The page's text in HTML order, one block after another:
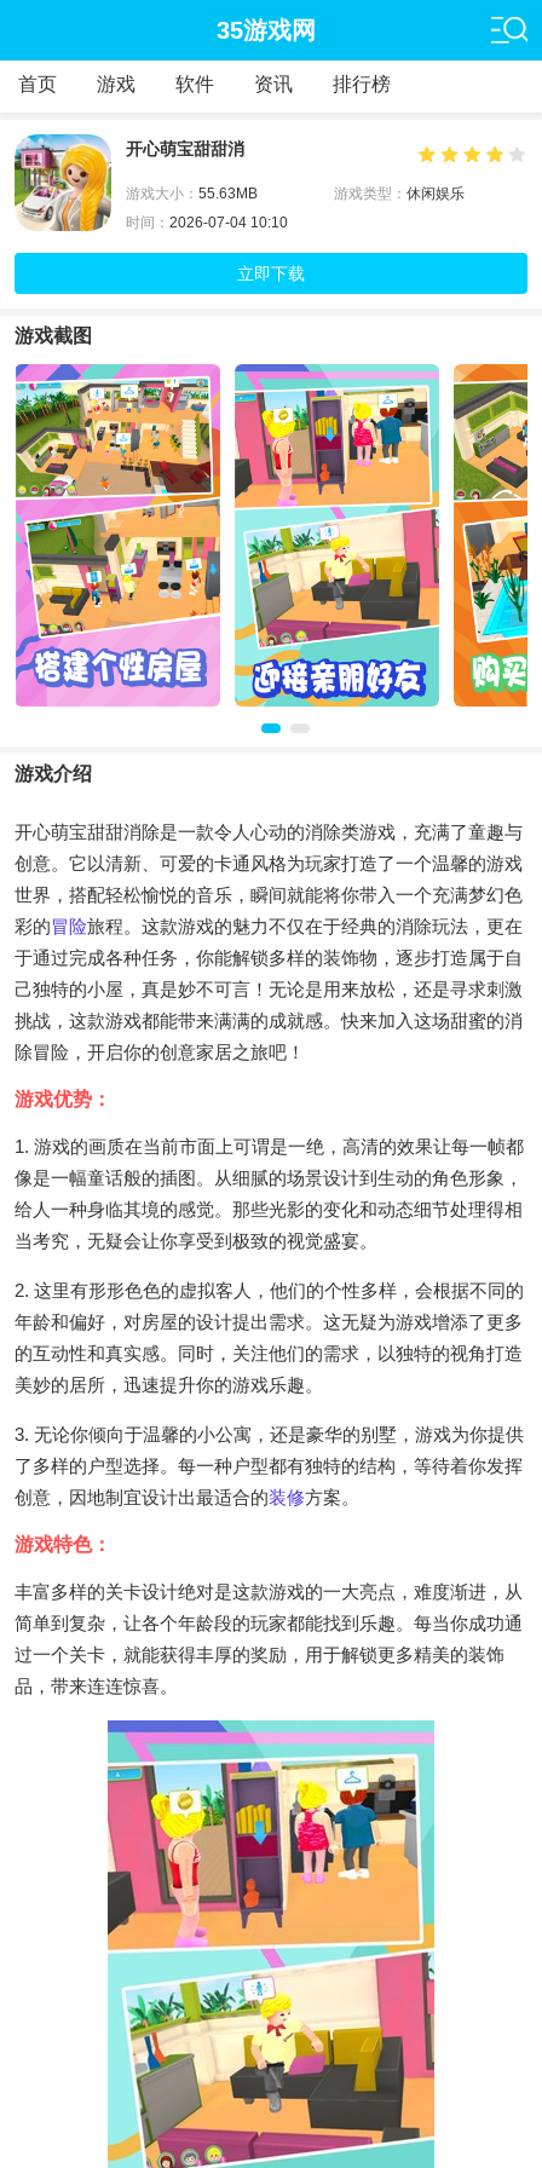
35游戏网
首页 游戏 软件 资讯 排行榜
开心萌宝甜甜消
游戏大小： 55.63MB 游戏类型： 休闲娱乐
时间： 2026-07-04 10:10
立即下载
游戏截图
游戏介绍
开心萌宝甜甜消除是一款令人心动的消除类游戏，充满了童趣与
创意。它以清新、可爱的卡通风格为玩家打造了一个温馨的游戏
世界，搭配轻松愉悦的音乐，瞬间就能将你带入一个充满梦幻色
彩的冒险旅程。这款游戏的魅力不仅在于经典的消除玩法，更在
于通过完成各种任务，你能解锁多样的装饰物，逐步打造属于自
己独特的小屋，真是妙不可言！无论是用来放松，还是寻求刺激
挑战，这款游戏都能带来满满的成就感。快来加入这场甜蜜的消
除冒险，开启你的创意家居之旅吧！
游戏优势：
1. 游戏的画质在当前市面上可谓是一绝，高清的效果让每一帧都
像是一幅童话般的插图。从细腻的场景设计到生动的角色形象，
给人一种身临其境的感觉。那些光影的变化和动态细节处理得相
当考究，无疑会让你享受到极致的视觉盛宴。
2. 这里有形形色色的虚拟客人，他们的个性多样，会根据不同的
年龄和偏好，对房屋的设计提出需求。这无疑为游戏增添了更多
的互动性和真实感。同时，关注他们的需求，以独特的视角打造
美妙的居所，迅速提升你的游戏乐趣。
3. 无论你倾向于温馨的小公寓，还是豪华的别墅，游戏为你提供
了多样的户型选择。每一种户型都有独特的结构，等待着你发挥
创意，因地制宜设计出最适合的装修方案。
游戏特色：
丰富多样的关卡设计绝对是这款游戏的一大亮点，难度渐进，从
简单到复杂，让各个年龄段的玩家都能找到乐趣。每当你成功通
过一个关卡，就能获得丰厚的奖励，用于解锁更多精美的装饰
品，带来连连惊喜。